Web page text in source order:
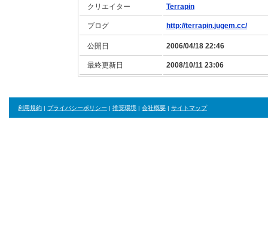
クリエイター Terrapin
ブログ http://terrapin.jugem.cc/
公開日 2006/04/18 22:46
最終更新日 2008/10/11 23:06
利用規約 | プライバシーポリシー | 推奨環境 | 会社概要 | サイトマップ